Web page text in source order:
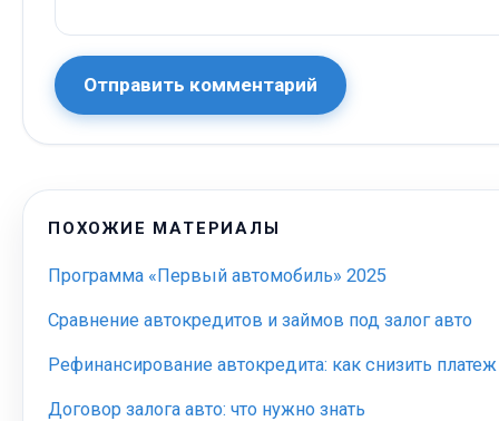
Отправить комментарий
ПОХОЖИЕ МАТЕРИАЛЫ
Программа «Первый автомобиль» 2025
Сравнение автокредитов и займов под залог авто
Рефинансирование автокредита: как снизить платеж
Договор залога авто: что нужно знать